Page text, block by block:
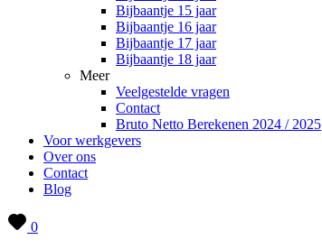
Bijbaantje 15 jaar
Bijbaantje 16 jaar
Bijbaantje 17 jaar
Bijbaantje 18 jaar
Meer
Veelgestelde vragen
Contact
Bruto Netto Berekenen 2024 / 2025
Voor werkgevers
Over ons
Contact
Blog
0